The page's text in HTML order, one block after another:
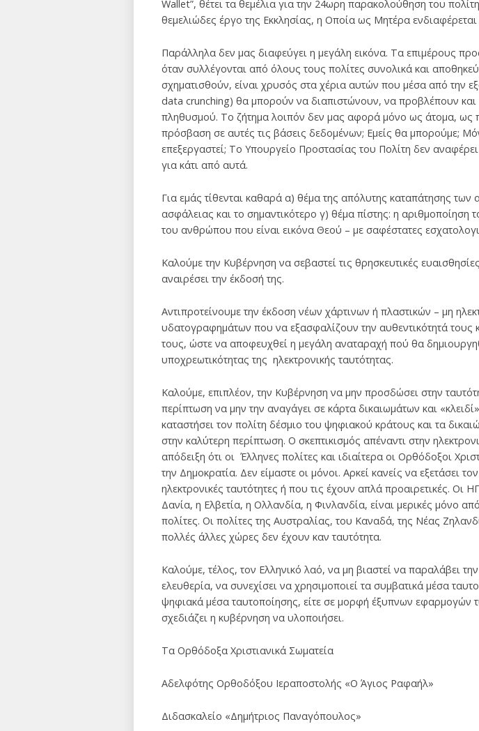
Wallet”, θέτει τα θεμέλια για την 24ωρη παρακολούθηση του
θεμελιώδες έργο της Εκκλησίας, η Οποία ως Μητέρα
Παράλληλα δεν μας διαφεύγει η μεγάλη εικόνα. Τα επιμέρους
όταν συλλέγονται από όλους τους πολίτες συνολικά και
σχηματισθούν, είναι χρυσός στα χέρια αυτών που μέσα από την
data crunching) θα μπορούν να διαπιστώνουν, να προβλέπουν
πληθυσμού. Το ζήτημα λοιπόν δεν μας αφορά μόνο ως άτομα,
πρόσβαση σε αυτές τις βάσεις δεδομένων; Εμείς θα μπορούμε;
επεξεργαστεί; Το Υπουργείο Προστασίας του Πολίτη δεν
για κάτι από αυτά.
Για εμάς τίθενται καθαρά α) θέμα της απόλυτης καταπάτησης των
ασφάλειας και το σημαντικότερο γ) θέμα πίστης: η
του ανθρώπου που είναι εικόνα Θεού – με σαφέστατες
Καλούμε την Κυβέρνηση να σεβαστεί τις θρησκευτικές
αναιρέσει την έκδοσή της.
Αντιπροτείνουμε την έκδοση νέων χάρτινων ή πλαστικών – μη
υδατογραφημάτων που να εξασφαλίζουν την αυθεντικότητά τους
τους, ώστε να αποφευχθεί η μεγάλη αναταραχή πού θα
υποχρεωτικότητας της ηλεκτρονικής ταυτότητας.
Καλούμε, επιπλέον, την Κυβέρνηση να μην προσδώσει στην
περίπτωση να μην την αναγάγει σε κάρτα δικαιωμάτων και
καταστήσει τον πολίτη δέσμιο του ψηφιακού κράτους και τα
στην καλύτερη περίπτωση. Ο σκεπτικισμός απέναντι στην
απόδειξη ότι οι Έλληνες πολίτες και ιδιαίτερα οι Ορθόδοξοι
την Δημοκρατία. Δεν είμαστε οι μόνοι. Αρκεί κανείς να εξετάσει
ηλεκτρονικές ταυτότητες ή που τις έχουν απλά προαιρετικές. Οι
Δανία, η Ελβετία, η Ολλανδία, η Φινλανδία, είναι μερικές μόνο
πολίτες. Οι πολίτες της Αυστραλίας, του Καναδά, της Νέας
πολλές άλλες χώρες δεν έχουν καν ταυτότητα.
Καλούμε, τέλος, τον Ελληνικό λαό, να μη βιαστεί να παραλάβει
ελευθερία, να συνεχίσει να χρησιμοποιεί τα συμβατικά μέσα
ψηφιακά μέσα ταυτοποίησης, είτε σε μορφή έξυπνων εφαρμογών
σχεδιάζει η κυβέρνηση να υλοποιήσει.
Τα Ορθόδοξα Χριστιανικά Σωματεία
Αδελφότης Ορθοδόξου Ιεραποστολής «Ο Άγιος Ραφαήλ»
Διδασκαλείο «Δημήτριος Παναγόπουλος»